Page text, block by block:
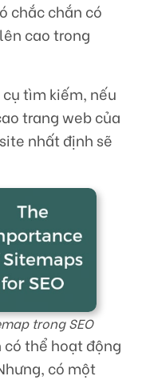
chắc chắn có
cao trong
tìm kiếm, nếu
trang web của
nhất định sẽ
trong SEO
thể hoạt động
có một